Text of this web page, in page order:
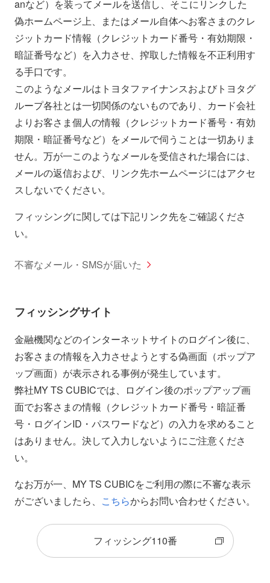
anなど）を装ってメールを送信し、そこにリンクした
偽ホームページ上、またはメール自体へお客さまのクレ
ジットカード情報（クレジットカード番号・有効期限・
暗証番号など）を入力させ、搾取した情報を不正利用す
る手口です。
このようなメールはトヨタファイナンスおよびトヨタグ
ループ各社とは一切関係のないものであり、カード会社
よりお客さま個人の情報（クレジットカード番号・有効
期限・暗証番号など）をメールで伺うことは一切ありま
せん。万が一このようなメールを受信された場合には、
メールの返信および、リンク先ホームページにはアクセ
スしないでください。
フィッシングに関しては下記リンク先をご確認くださ
い。
不審なメール・SMSが届いた
フィッシングサイト
金融機関などのインターネットサイトのログイン後に、
お客さまの情報を入力させようとする偽画面（ポップア
ップ画面）が表示される事例が発生しています。
弊社MY TS CUBICでは、ログイン後のポップアップ画
面でお客さまの情報（クレジットカード番号・暗証番
号・ログインID・パスワードなど）の入力を求めること
はありません。決して入力しないようにご注意くださ
い。
なお万が一、MY TS CUBICをご利用の際に不審な表示
がございましたら、 こちらからお問い合わせください。
フィッシング110番